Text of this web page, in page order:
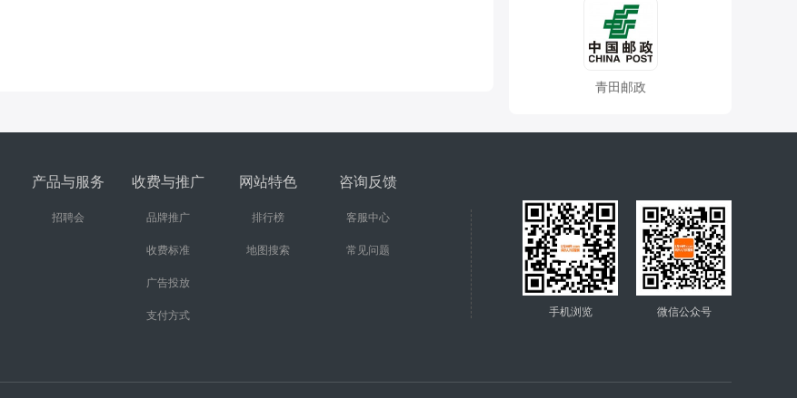
青田邮政
产品与服务
招聘会
收费与推广
品牌推广
收费标准
广告投放
支付方式
网站特色
排行榜
地图搜索
咨询反馈
客服中心
常见问题
微信公众号
手机浏览